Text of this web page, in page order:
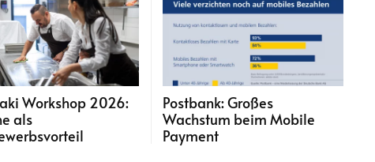
Workshop 2026:
als
Postbank: Großes
Wachstum beim Mobile
Payment